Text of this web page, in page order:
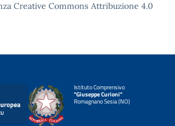
Creative Commons Attribuzione 4.0
Istituto Comprensivo
"Giuseppe Curioni"
Romagnano Sesia (NO)